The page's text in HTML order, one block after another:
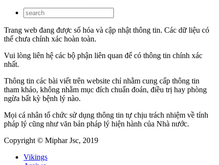
Trang web đang được số hóa và cập nhật thông tin. Các dữ liệu có
thể chưa chính xác hoàn toàn.
Vui lòng liên hệ các bộ phận liên quan để có thông tin chính xác
nhất.
Thông tin các bài viết trên website chỉ nhằm cung cấp thông tin
tham khảo, không nhằm mục đích chuẩn đoán, điều trị hay phòng
ngừa bất kỳ bệnh lý nào.
Mọi cá nhân tổ chức sử dụng thông tin tự chịu trách nhiệm về tính
pháp lý cũng như văn bản pháp lý hiện hành của Nhà nước.
Copyright © Miphar Jsc, 2019
Vikings